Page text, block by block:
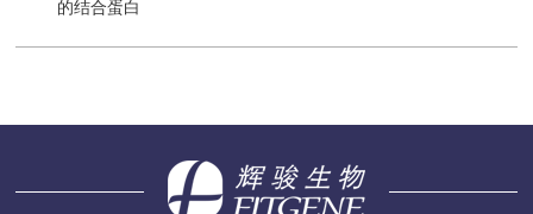
的结合蛋白